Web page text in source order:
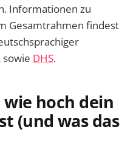
Informationen zu
Gesamtrahmen findest
sowie DHS.
hoch dein
(und was das